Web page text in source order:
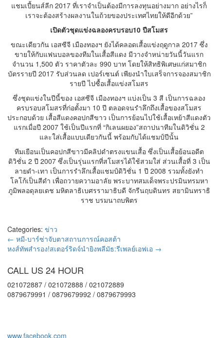
แชมเปี้ยนส์ลีก 2017 ที่เราจำเป็นต้องมีการลงทุนอย่างมาก อย่างไรก็
เราจะต้องสร้างผลงานในถ้วยของประเทศไทยให้ดีอีกด้วย”
เปิดตัวชุดแข่งฉลองครบรอบ10 ปีสโมสร
ขณะเดียวกัน เอสซีจี เมืองทองฯ ยังได้คลอดเสื้อแข่งฤดูกาล 2017 ซึ่ง
ขายให้กับแฟนบอลของทีมในเสื้อสีแดง มีวางจำหน่ายวันนี้วันแรก
จำนวน 1,500 ตัว ราคาตัวละ 990 บาท โดยให้สิทธิพิเศษแก่สมาชิก
บัตรรายปี 2017 รับส่วนลด เปอร์เซนต์ เพียงนำใบเสร็จการจองสมาชิก
รายปี ไปซื้อเสื้อแข่งสโมสร
ซึ่งชุดแข่งในปีนี้ของ เอสซีจี เมืองทองฯ แบ่งเป็น 3 สี เป็นการฉลอง
ครบรอบสโมสรที่ก่อตั้งมา 10 ปี ตลอดจนรำลึกถึงเสื้อของสโมสร
ประกอบด้วย เสื้อสีแดงคอปกสีขาว เป็นการย้อนไปใช้เสื้อเหย้าสีแดงตัว
แรกเมื่อปี 2007 ใช้เป็นปีแรกที่ “กิเลนผยอง”สถาปนาทีมในดิวิชั่น 2
และใส่เสื้อแบบเดียวกันนี้ พร้อมกับได้แชมป์ปีนั้น
ทีมเยือนเป็นคอปกสีขาวมีคลิปดำตรงแขนเสื้อ ซึ่งเป็นเสื้อย้อนอดีต
ดิวิชั่น 2 ปี 2007 ซึ่งเป็นรุ่นแรกที่สโมสรได้ใช้สวมใส่ ส่วนเสื้อที่ 3 เป็น
ลายดำ-เทา เป็นการรำลึกเสื้อแชมป์ดิวิชั่น 1 ปี 2008 รวมทั้งยังทำ
โลโก้เป็นสีดำ เพื่อถวายความอาลัย พระบาทสมเด็จพระปรมินทรมหา
ภูมิพลอดุลยเดช มหิตลาธิเบศรรามาธิบดี จักรีนฤบดินทร สยามินทราธิ
ราช บรมนาถบพิตร
Categories: ข่าว
← หมี-บาร์ซ่าจับตาสถานการณ์คอสต้า
หงส์ทัพสำรอง!สเตอร์ริดจ์นำยิงพลีมัธ:รีเพลย์เอฟเอ →
CALL US 24 HOUR
021072887 / 021072888 / 021072889
0879679991 / 0879679992 / 0879679993
www.facebook.com